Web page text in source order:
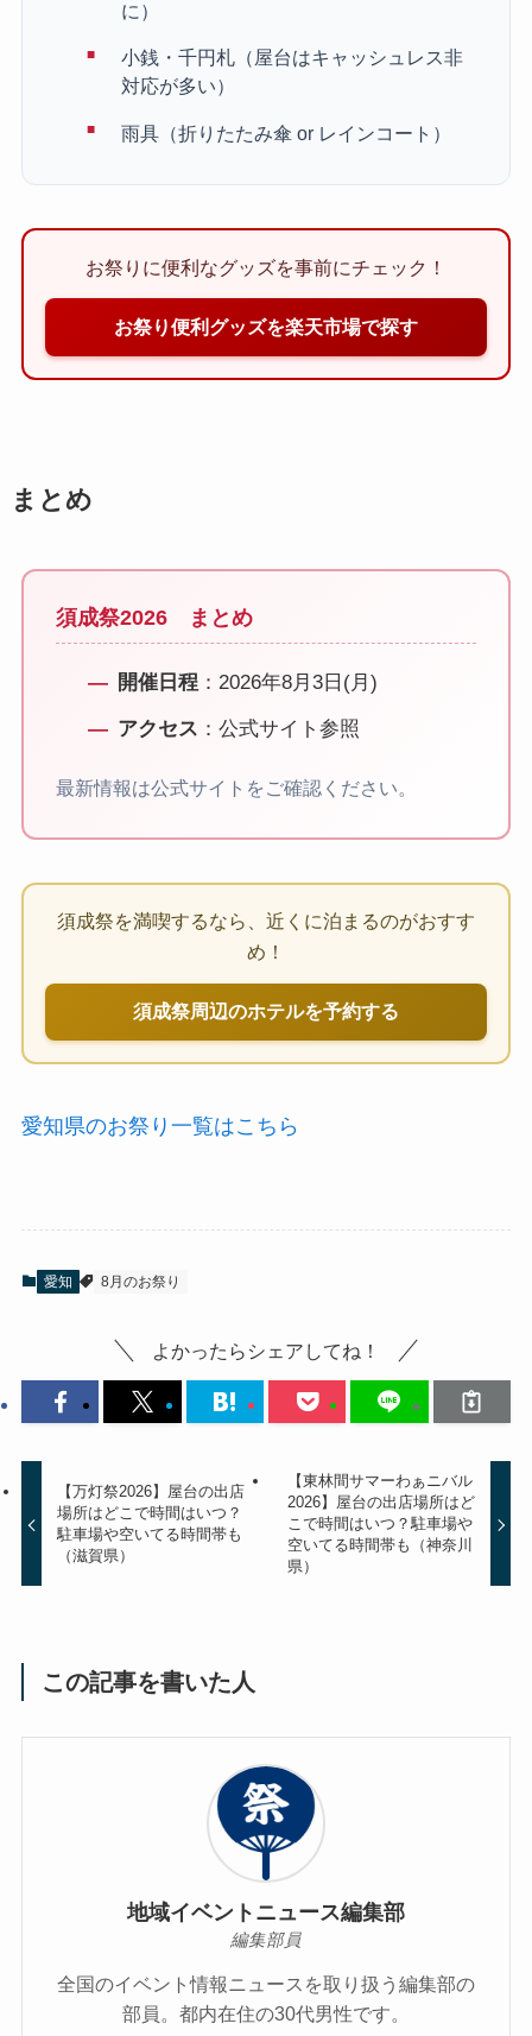
に）
小銭・千円札（屋台はキャッシュレス非
対応が多い）
雨具（折りたたみ傘 or レインコート）
お祭りに便利なグッズを事前にチェック！
お祭り便利グッズを楽天市場で探す
まとめ
須成祭2026 まとめ
開催日程：2026年8月3日(月)
アクセス ：公式サイト参照
最新情報は公式サイトをご確認ください。
須成祭を満喫するなら、近くに泊まるのがおすす
め！
須成祭周辺のホテルを予約する
愛知県のお祭り一覧はこちら
愛知 8月のお祭り
よかったらシェアしてね！
【万灯祭2026】屋台の出店
場所はどこで時間はいつ？
駐車場や空いてる時間帯も
（滋賀県）
【東林間サマーわぁニバル
2026】屋台の出店場所はど
こで時間はいつ？駐車場や
空いてる時間帯も（神奈川
県）
この記事を書いた人
地域イベントニュース編集部
編集部員
全国のイベント情報ニュースを取り扱う編集部の
部員。都内在住の30代男性です。